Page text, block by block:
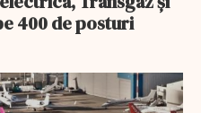
400 de posturi